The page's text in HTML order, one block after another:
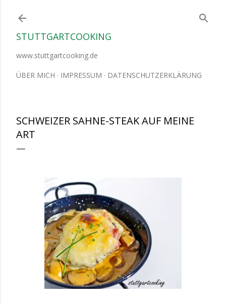
STUTTGARTCOOKING
www.stuttgartcooking.de
ÜBER MICH IMPRESSUM DATENSCHUTZERKLÄRUNG
SCHWEIZER SAHNE-STEAK AUF MEINE
ART